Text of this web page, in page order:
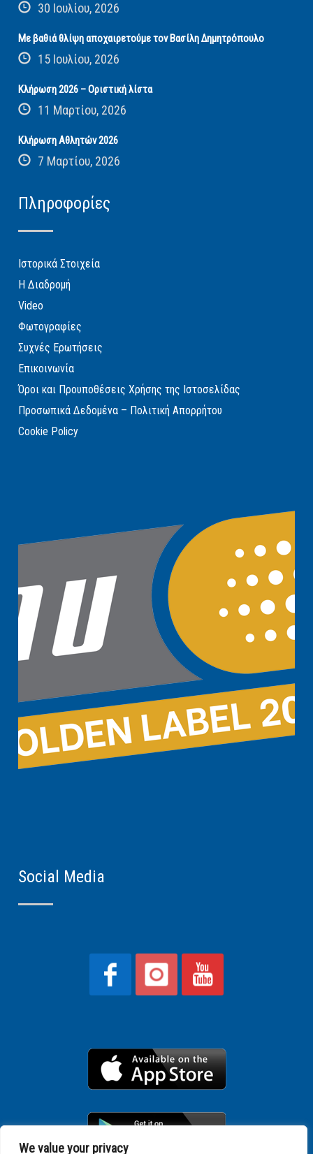
We value your privacy
30 Ιουλίου, 2026
Με βαθιά θλίψη αποχαιρετούμε τον Βασίλη Δημητρόπουλο
15 Ιουλίου, 2026
Κλήρωση 2026 – Οριστική λίστα
11 Μαρτίου, 2026
Κλήρωση Αθλητών 2026
7 Μαρτίου, 2026
Πληροφορίες
Ιστορικά Στοιχεία
Η Διαδρομή
Video
Φωτογραφίες
Συχνές Ερωτήσεις
Επικοινωνία
Όροι και Προυποθέσεις Χρήσης της Ιστοσελίδας
Προσωπικά Δεδομένα – Πολιτική Απορρήτου
Cookie Policy
Social Media